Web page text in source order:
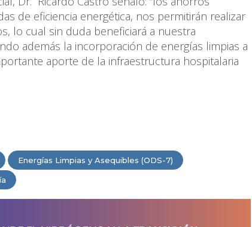
de eficiencia energética, nos permitirán realizar
lo cual sin duda beneficiará a nuestra
además la incorporación de energías limpias a
aporte de la infraestructura hospitalaria
Energías Limpias y Asequibles (ODS-7)